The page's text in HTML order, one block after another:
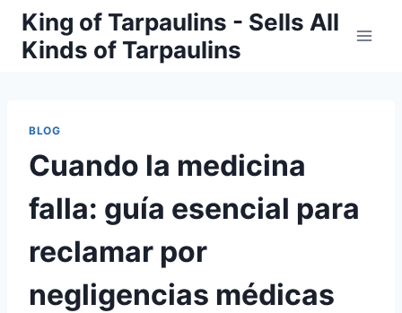
Skip
content
King of Tarpaulins - Sells All
Kinds of Tarpaulins
BLOG
Cuando la medicina
falla: guía esencial para
reclamar por
negligencias médicas